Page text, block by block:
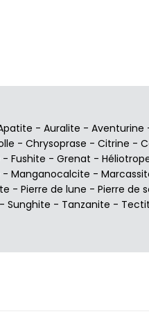
- Auralite - Aventurine
- Chrysoprase - Citrine -
- Fushite - Grenat -
- Manganocalcite -
- Pierre de lune - Pierre de
- Sunghite - Tanzanite -